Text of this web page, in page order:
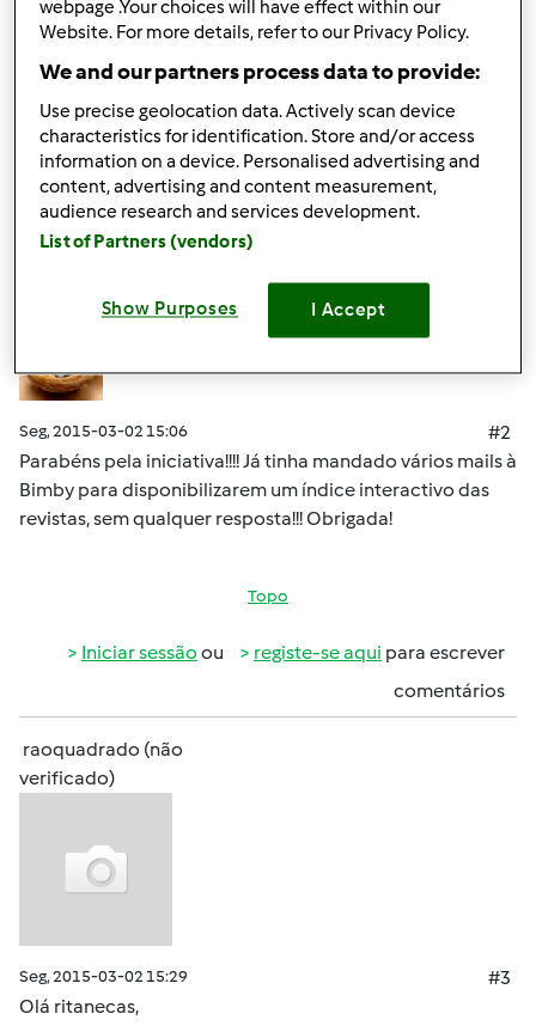
o site:http://www.bimbit.pt
Obrigado
Topo
Iniciar sessão ou registe-se aquipara escrever
ritanecas Membro desde : 07.06.2011
Seg, 2015-03-02 15:06
#2
Parabéns pela iniciativa!!!! Já tinha mandado vários mails à
Bimby para disponibilizarem um índice interactivo das
revistas, sem qualquer resposta!!! Obrigada!
Topo
Iniciar sessão ou registe-se aqui para escrever
comentários
raoquadrado (não
verificado)
Seg, 2015-03-02 15:29
#3
Olá ritanecas,
webpage .Your choices will have effect within our
Website. For more details, refer to our Privacy Policy.
We and our partners process data to provide:
Use precise geolocation data. Actively scan device
characteristics for identification. Store and/or access
information on a device. Personalised advertising and
content, advertising and content measurement,
audience research and services development.
List of Partners (vendors)
Show Purposes I Accept